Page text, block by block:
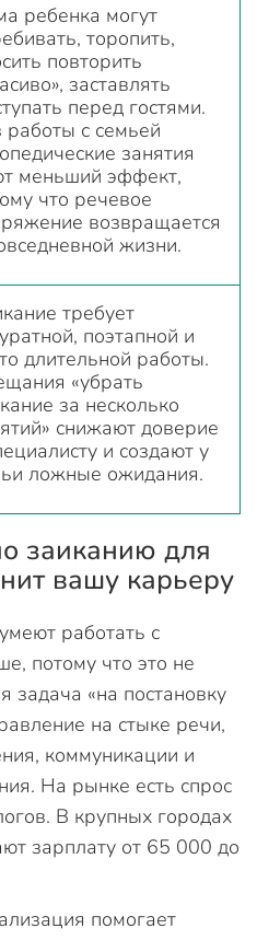
ребенка могут
торопить,
повторить
заставлять
перед гостями.
работы с семьей
занятия
меньший эффект,
что речевое
возвращается
жизни.
требует
поэтапной и
длительной работы.
«убрать
за несколько
снижают доверие
и создают у
ложные ожидания.
заиканию для
вашу карьеру
работать с
потому что это не
задача «на постановку
на стыке речи,
коммуникации и
На рынке есть спрос
В крупных городах
зарплату от 65 000 до
помогает